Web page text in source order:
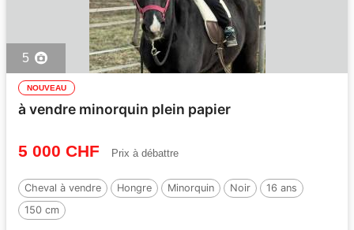
5
NOUVEAU
à vendre minorquin plein papier
5 000 CHF Prix à débattre
Cheval à vendre Hongre Minorquin Noir
16 ans
150 cm